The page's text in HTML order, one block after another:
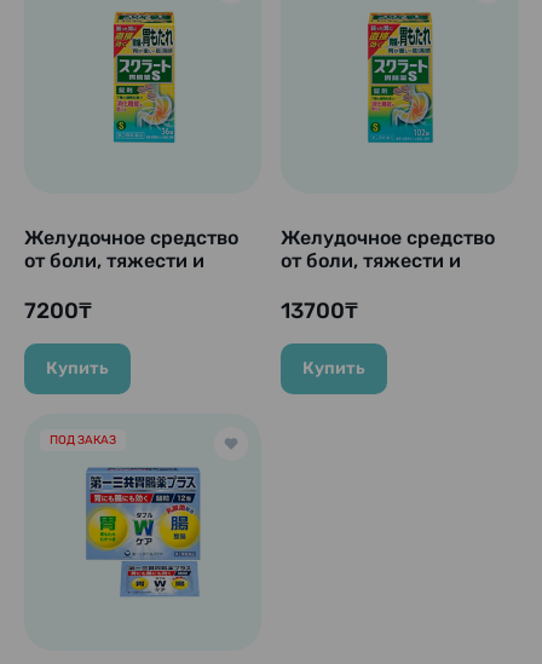
Желудочное средство
от боли, тяжести и
"Sucrate S" таблетки
7200₸
Купить
Желудочное средство
от боли, тяжести и
"Sucrate S" LION, 102
13700₸
Купить
ПОД ЗАКАЗ